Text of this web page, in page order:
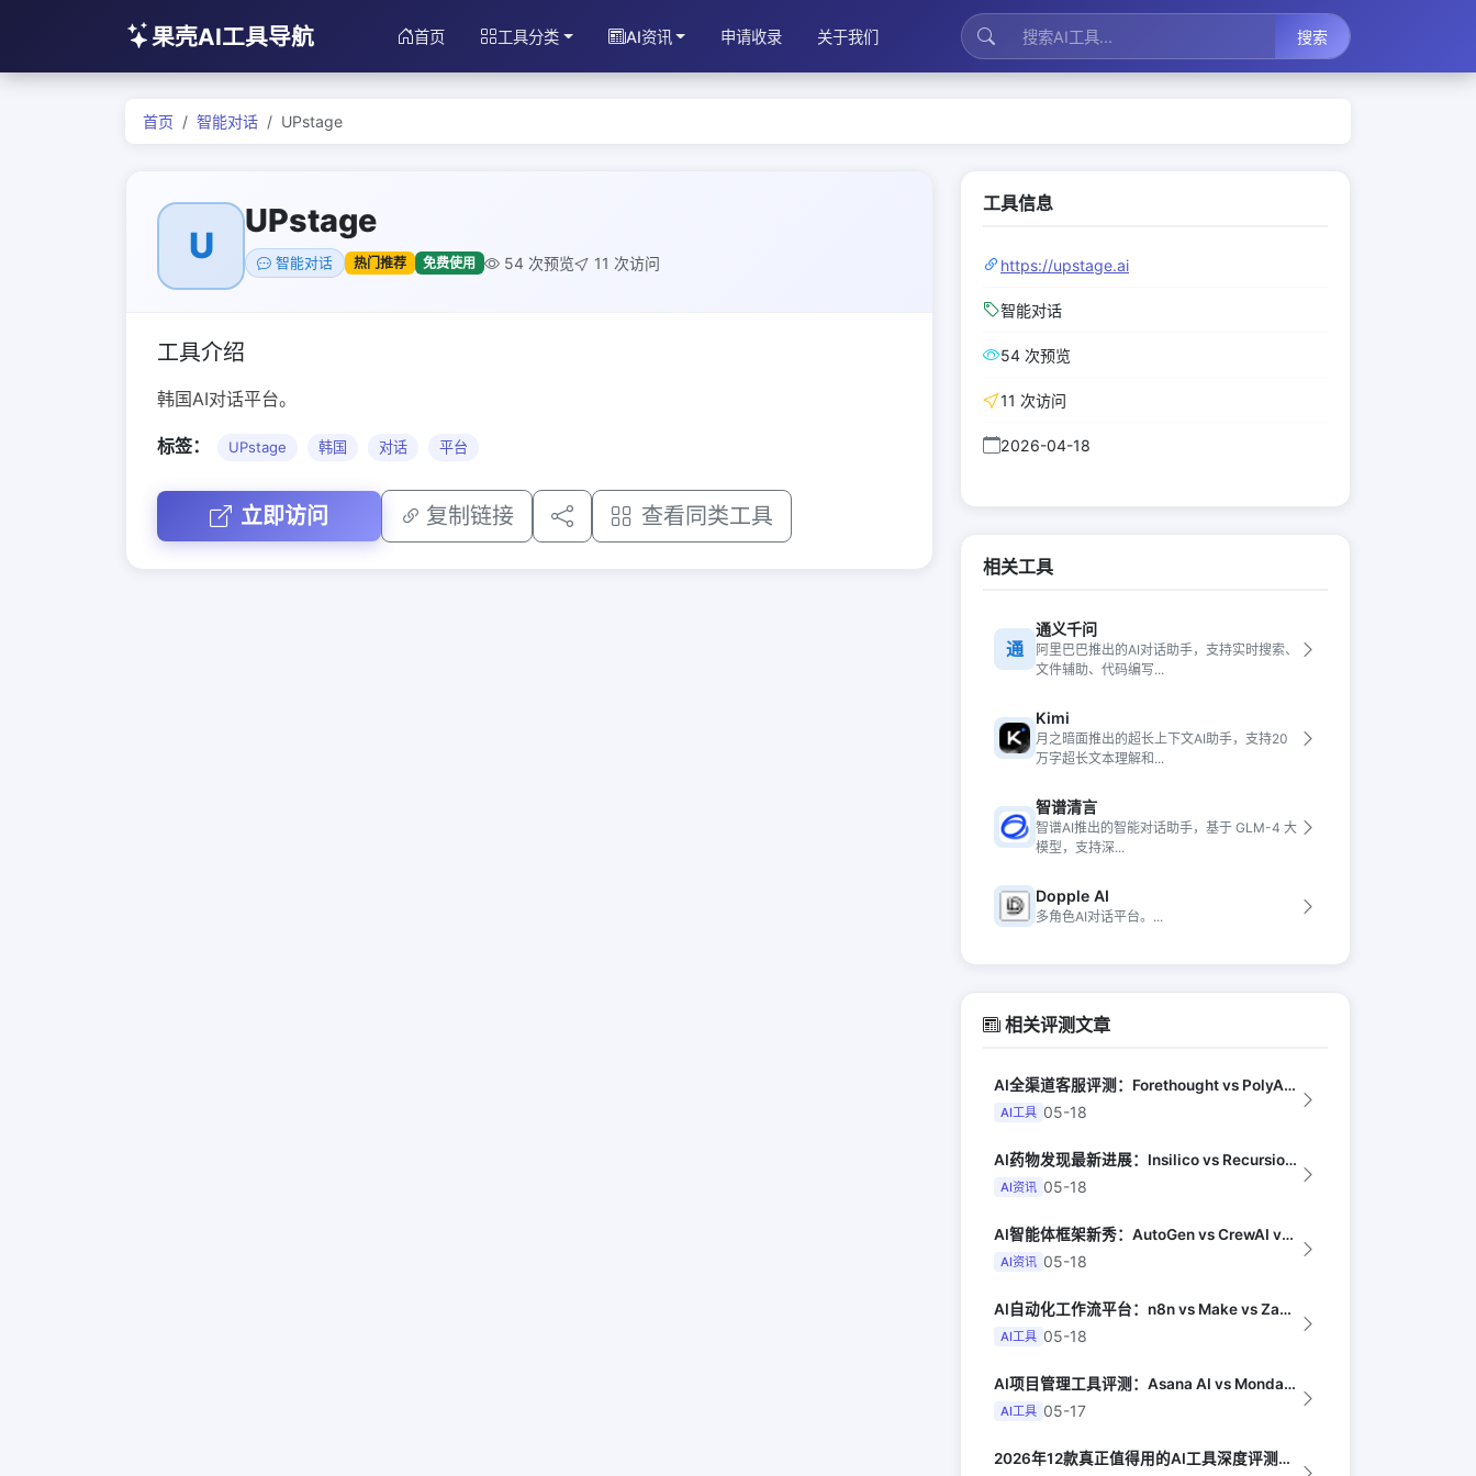
果壳AI工具导航 首页 工具分类 AI资讯 申请收录 关于我们 搜索
首页 智能对话 UPstage
U
UPstage
智能对话 热门推荐 免费使用 54 次预览 11 次访问
工具介绍
韩国AI对话平台。
标签： UPstage 韩国 对话 平台
立即访问 复制链接 查看同类工具
工具信息
https://upstage.ai
智能对话
54 次预览
11 次访问
2026-04-18
相关工具
通
通义千问
阿里巴巴推出的AI对话助手，支持实时搜索、
文件辅助、代码编写...
Kimi
月之暗面推出的超长上下文AI助手，支持20
万字超长文本理解和...
智谱清言
智谱AI推出的智能对话助手，基于 GLM-4 大
模型，支持深...
Dopple AI
多角色AI对话平台。...
相关评测文章
AI全渠道客服评测：Forethought vs PolyAI vs Ada（G...
AI工具 05-18
AI药物发现最新进展：Insilico vs Recursion vs Isom...
AI资讯 05-18
AI智能体框架新秀：AutoGen vs CrewAI vs OpenHands...
AI资讯 05-18
AI自动化工作流平台：n8n vs Make vs Zapier AI对比（Au...
AI工具 05-18
AI项目管理工具评测：Asana AI vs Monday AI vs Clic...
AI工具 05-17
2026年12款真正值得用的AI工具深度评测（Synthesia评选）